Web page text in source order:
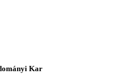
Kar